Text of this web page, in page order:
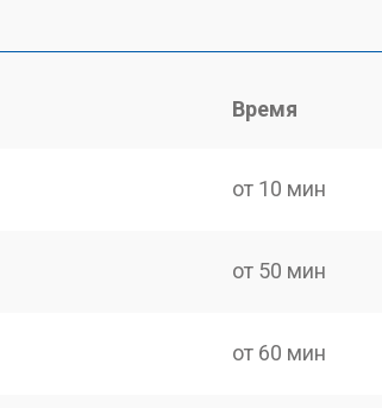
Время
от 10 мин
от 50 мин
от 60 мин